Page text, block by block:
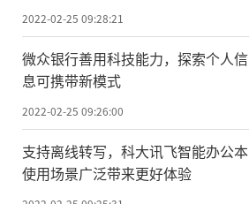
2022-02-25 09:28:21
微众银行善用科技能力，探索个人信
息可携带新模式
2022-02-25 09:26:00
支持离线转写，科大讯飞智能办公本
使用场景广泛带来更好体验